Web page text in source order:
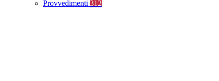
Provvedimenti 312